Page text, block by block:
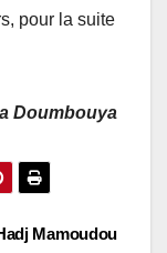
pour la suite
Doumbouya
Mamoudou